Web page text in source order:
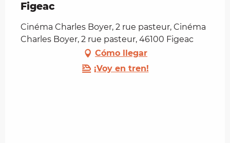
Figeac
Cinéma Charles Boyer, 2 rue pasteur, Cinéma
Charles Boyer, 2 rue pasteur, 46100 Figeac
Cómo llegar
¡Voy en tren!